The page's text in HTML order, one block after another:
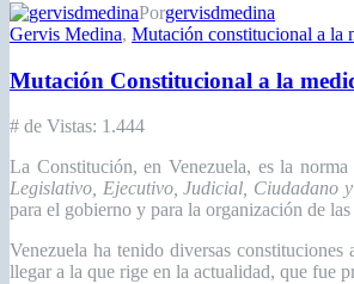
Porgervisdmedina
Gervis Medina, Mutación constitucional a la
Mutación Constitucional a la
# de Vistas: 1.444
La Constitución, en Venezuela, es la
Legislativo, Ejecutivo, Judicial, Ciudadano
para el gobierno y para la organización de
Venezuela ha tenido diversas
llegar a la que rige en la actualidad, que fue